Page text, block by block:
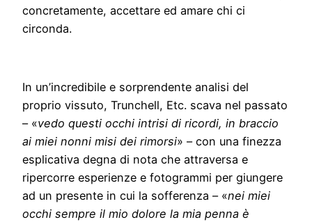
concretamente, accettare ed amare chi ci
circonda.
In un’incredibile e sorprendente analisi del
proprio vissuto, Trunchell, Etc. scava nel passato
– «vedo questi occhi intrisi di ricordi, in braccio
ai miei nonni misi dei rimorsi» – con una finezza
esplicativa degna di nota che attraversa e
ripercorre esperienze e fotogrammi per giungere
ad un presente in cui la sofferenza – «nei miei
occhi sempre il mio dolore la mia penna è